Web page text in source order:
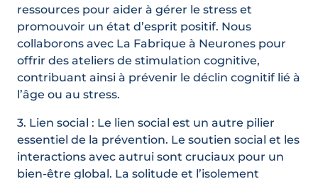
ressources pour aider à gérer le stress et
promouvoir un état d’esprit positif. Nous
collaborons avec La Fabrique à Neurones pour
offrir des ateliers de stimulation cognitive,
contribuant ainsi à prévenir le déclin cognitif lié à
l’âge ou au stress.
3. Lien social : Le lien social est un autre pilier
essentiel de la prévention. Le soutien social et les
interactions avec autrui sont cruciaux pour un
bien-être global. La solitude et l’isolement